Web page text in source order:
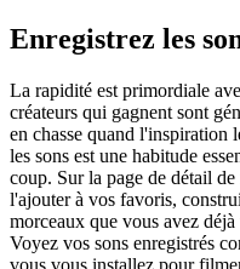
Enregistrez les
La rapidité est primordiale
créateurs qui gagnent sont
en chasse quand l'inspiration
les sons est une habitude
coup. Sur la page de détail
l'ajouter à vos favoris,
morceaux que vous avez
Voyez vos sons enregistrés
vous vous installez pour